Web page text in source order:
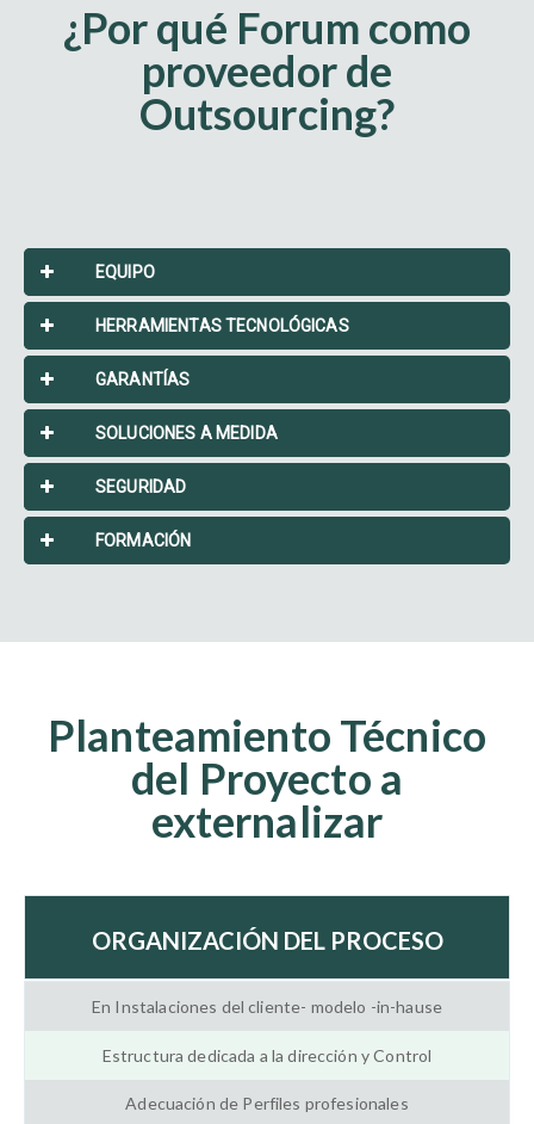
¿Por qué Forum como
proveedor de
Outsourcing?
EQUIPO
HERRAMIENTAS TECNOLÓGICAS
GARANTÍAS
SOLUCIONES A MEDIDA
SEGURIDAD
FORMACIÓN
Planteamiento Técnico
del Proyecto a
externalizar
ORGANIZACIÓN DEL PROCESO
En Instalaciones del cliente- modelo -in-hause
Estructura dedicada a la dirección y Control
Adecuación de Perfiles profesionales